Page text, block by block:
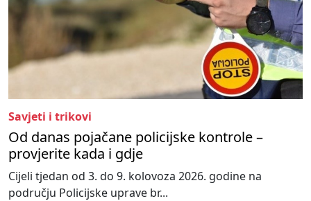
Savjeti i trikovi
Od danas pojačane policijske kontrole –
provjerite kada i gdje
Cijeli tjedan od 3. do 9. kolovoza 2026. godine na
području Policijske uprave br...